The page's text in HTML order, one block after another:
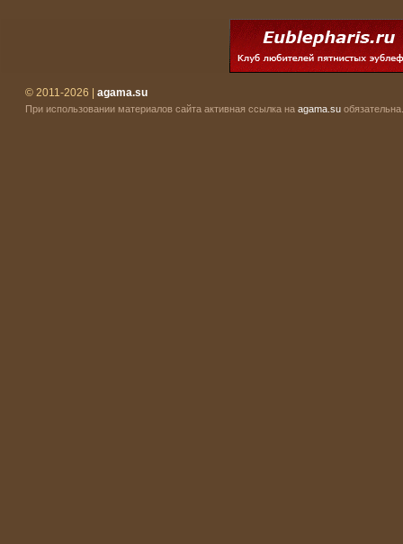
© 2011-2026 | agama.su
При использовании материалов сайта активная ссылка на agama.su обязательна.